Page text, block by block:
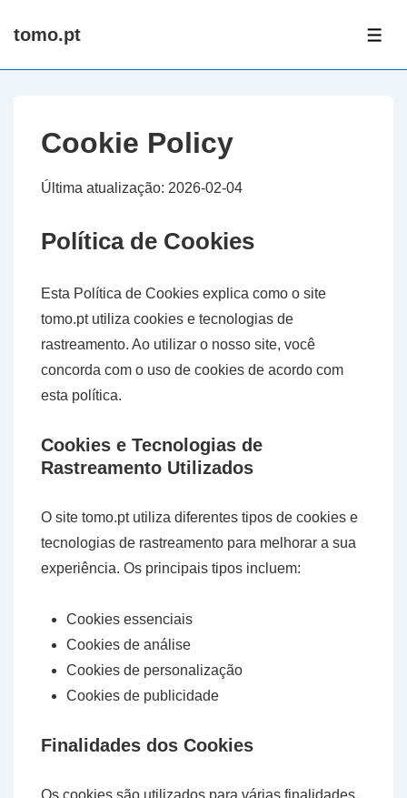
Skiptomo.pt
Cookie Policy
Última atualização: 2026-02-04
Política de Cookies
Esta Política de Cookies explica como o site
tomo.pt utiliza cookies e tecnologias de
rastreamento. Ao utilizar o nosso site, você
concorda com o uso de cookies de acordo com
esta política.
Cookies e Tecnologias de
Rastreamento Utilizados
O site tomo.pt utiliza diferentes tipos de cookies e
tecnologias de rastreamento para melhorar a sua
experiência. Os principais tipos incluem:
Cookies essenciais
Cookies de análise
Cookies de personalização
Cookies de publicidade
Finalidades dos Cookies
Os cookies são utilizados para várias finalidades,